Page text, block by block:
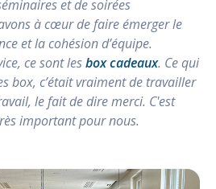
et de soirées
à cœur de faire émerger le
et la cohésion d’équipe.
ce sont lesbox cadeaux. Ce qui
box, c’était vraiment de travailler
le fait de dire merci. C'est
important pour nous.